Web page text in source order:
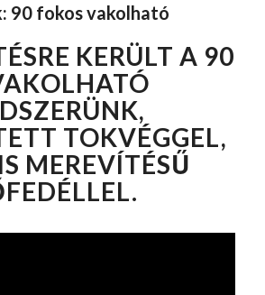
90 fokos vakolható
KERÜLT A 90
TOKVÉGGEL,
MEREVÍTÉSŰ